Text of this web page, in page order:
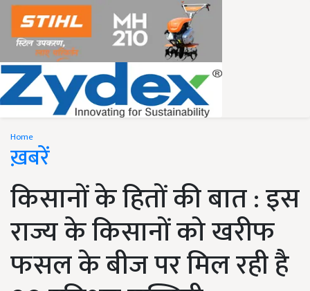
Home
ख़बरें
किसानों के हितों की बात : इस
राज्य के किसानों को खरीफ
फसल के बीज पर मिल रही है